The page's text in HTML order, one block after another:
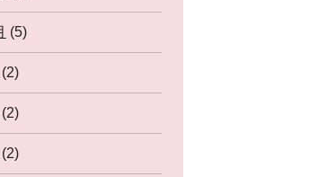
(5)
(2)
(2)
(2)